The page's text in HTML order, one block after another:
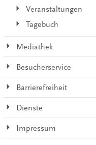
Veranstaltungen
Tagebuch
Mediathek
Besucherservice
Barrierefreiheit
Dienste
Impressum